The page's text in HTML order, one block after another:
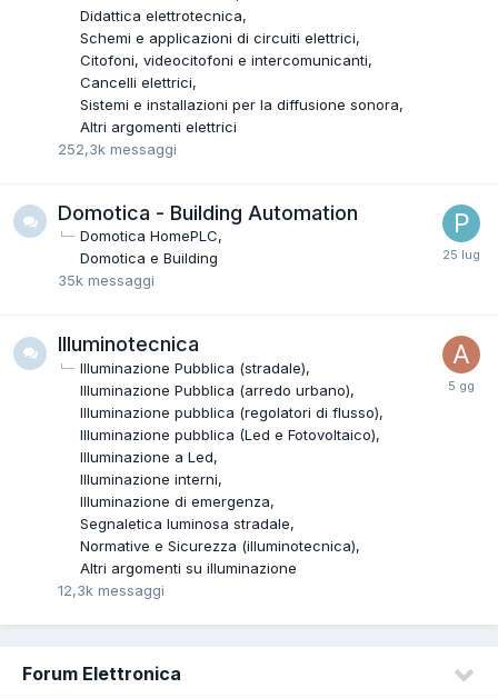
Didattica elettrotecnica
Schemi e applicazioni di circuiti elettrici
Citofoni, videocitofoni e intercomunicanti
Cancelli elettrici
Sistemi e installazioni per la diffusione sonora
Altri argomenti elettrici
252,3k messaggi
Domotica - Building Automation
Domotica HomePLC
Domotica e Building
35k messaggi
Illuminotecnica
Illuminazione Pubblica (stradale)
Illuminazione Pubblica (arredo urbano)
Illuminazione pubblica (regolatori di flusso)
Illuminazione pubblica (Led e Fotovoltaico)
Illuminazione a Led
Illuminazione interni
Illuminazione di emergenza
Segnaletica luminosa stradale
Normative e Sicurezza (illuminotecnica)
Altri argomenti su illuminazione
12,3k messaggi
Forum Elettronica